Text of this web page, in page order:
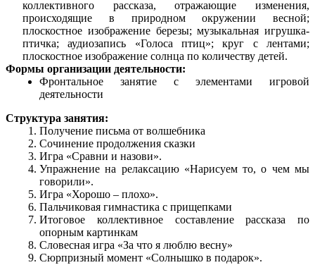
коллективного рассказа, отражающие изменения,
происходящие в природном окружении весной;
плоскостное изображение березы; музыкальная игрушка-
птичка; аудиозапись «Голоса птиц»; круг с лентами;
плоскостное изображение солнца по количеству детей.
Формы организации деятельности:
Фронтальное занятие с элементами игровой
деятельности
Структура занятия:
Получение письма от волшебника
Сочинение продолжения сказки
Игра «Сравни и назови».
Упражнение на релаксацию «Нарисуем то, о чем мы
говорили».
Игра «Хорошо – плохо».
Пальчиковая гимнастика с прищепками
Итоговое коллективное составление рассказа по
опорным картинкам
Словесная игра «За что я люблю весну»
Сюрпризный момент «Солнышко в подарок».